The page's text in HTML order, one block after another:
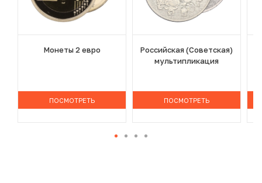
Монеты 2 евро
ПОСМОТРЕТЬ
Российская (Советская)
мультипликация
ПОСМОТРЕТЬ